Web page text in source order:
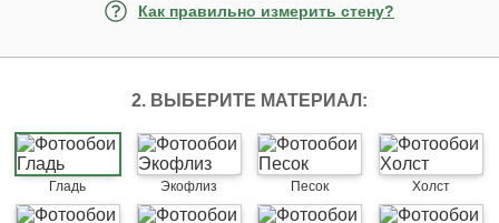
Как правильно измерить стену?
2. ВЫБЕРИТЕ МАТЕРИАЛ:
Гладь Экофлиз Песок Холст